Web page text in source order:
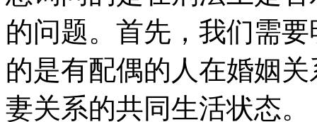
的问题。首先，我们需
的是有配偶的人在婚姻
妻关系的共同生活状态。